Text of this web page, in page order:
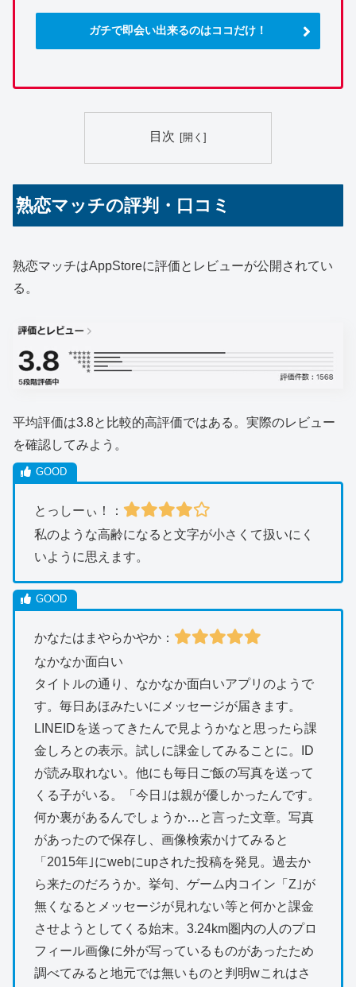
ガチで即会い出来るのはココだけ！
目次
熟恋マッチの評判・口コミ
熟恋マッチはAppStoreに評価とレビューが公開されてい
る。
平均評価は3.8と比較的高評価ではある。実際のレビュー
を確認してみよう。
とっしーぃ！：
私のような高齢になると文字が小さくて扱いにく
いように思えます。
かなたはまやらかやか：
なかなか面白い
タイトルの通り、なかなか面白いアプリのようで
す。毎日あほみたいにメッセージが届きます。
LINEIDを送ってきたんで見ようかなと思ったら課
金しろとの表示。試しに課金してみることに。ID
が読み取れない。他にも毎日ご飯の写真を送って
くる子がいる。「今日｣は親が優しかったんです。
何か裏があるんでしょうか…と言った文章。写真
があったので保存し、画像検索かけてみると
「2015年｣にwebにupされた投稿を発見。過去か
ら来たのだろうか。挙句、ゲーム内コイン「Z｣が
無くなるとメッセージが見れない等と何かと課金
させよう としてくる始末。3.24km圏内の人のプロ
フィール画像に外が写っているものがあったため
調べてみると地元では無いものと判明wこれはさ